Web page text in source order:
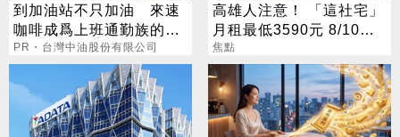
到加油站不只加油 來速
咖啡成爲上班通勤族的新
選擇
PR・台灣中油股份有限公司
高雄人注意！ 「這社宅」
月租最低3590元 8/10起
放申請
焦點